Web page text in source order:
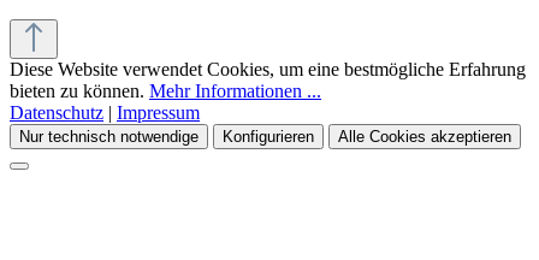
Diese Website verwendet Cookies, um eine bestmögliche Erfahrung
bieten zu können. Mehr Informationen ...
Datenschutz | Impressum
Nur technisch notwendige Konfigurieren Alle Cookies akzeptieren